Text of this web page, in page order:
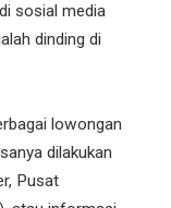
sosial media
dinding di
lowongan
dilakukan
Pusat